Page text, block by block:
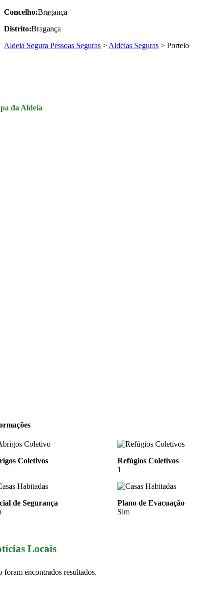
Concelho:Bragança
Distrito:Bragança
Aldeia Segura Pessoas Seguras > Aldeias Seguras > Portelo
da Aldeia
Coletivos
Refúgios Coletivos
1
de Segurança
Plano de Evacuação
Sim
Locais
foram encontrados resultados.